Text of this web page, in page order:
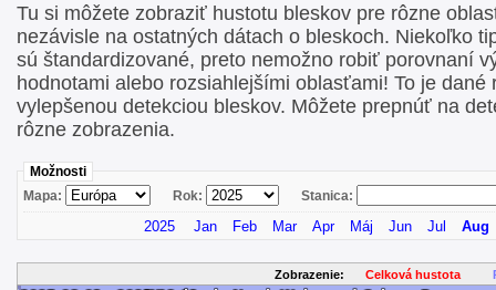
Tu si môžete zobraziť hustotu bleskov pre rôzne
nezávisle na ostatných dátach o bleskoch. Niekoľko
sú štandardizované, preto nemožno robiť porovnaní
hodnotami alebo rozsiahlejšími oblasťami! To je
vylepšenou detekciou bleskov. Môžete prepnúť na
rôzne zobrazenia.
Možnosti
Mapa:
Rok: Stanica:
2025 Jan Feb Mar Apr Máj Jun Jul Aug
Zobrazenie: Celková hustota